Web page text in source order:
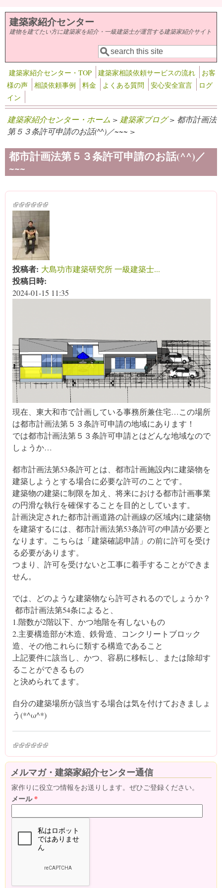
メインコンテンツに移動
建築家紹介センター
建物を建てたい方に建築家を紹介・一級建築士が運営する建築家紹介サイト
検索フォーム
検索
建築家紹介センター・TOP 建築家相談依頼サービスの流れ
お客
様の声
相談依頼事例 料金 よくある質問 安心安全宣言
ログ
イン
建築家紹介センター・ホーム > 建築家ブログ> 都市計画法
第５３条許可申請のお話(^^)／~~~ >
都市計画法第５３条許可申請のお話(^^)／
~~~
(link is external)
(link is external)
(link is external)
(link is external)
(link is external)
(link is external)
投稿者: 大島功市建築研究所 一級建築士...
投稿日時:
2024-01-15 11:35
現在、東大和市で計画している事務所兼住宅…この場所
は都市計画法第５３条許可申請の地域にあります！
では都市計画法第５３条許可申請とはどんな地域なので
しょうか…
都市計画法第53条許可とは、都市計画施設内に建築物を
建築しようとする場合に必要な許可のことです。
建築物の建築に制限を加え、将来における都市計画事業
の円滑な執行を確保することを目的としています。
計画決定された都市計画道路の計画線の区域内に建築物
を建築するには、都市計画法第53条許可の申請が必要と
なります。こちらは「建築確認申請」の前に許可を受け
る必要があります。
つまり、許可を受けないと工事に着手することができま
せん。
では、どのような建築物なら許可されるのでしょうか？
都市計画法第54条によると、
1.階数が2階以下、かつ地階を有しないもの
2.主要構造部が木造、鉄骨造、コンクリートブロック
造、その他これらに類する構造であること
上記要件に該当し、かつ、容易に移転し、または除却す
ることができるもの
と決められてます。
自分の建築場所が該当する場合は気を付けておきましょ
う(*^ω^*)
(link is external)
(link is external)
(link is external)
(link is external)
(link is external)
(link is external)
メルマガ・建築家紹介センター通信
家作りに役立つ情報をお送りします。ぜひご登録ください。
メール*